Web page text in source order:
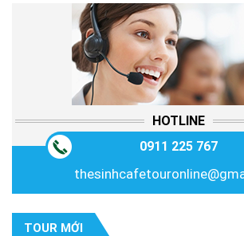
HOTLINE
0911 225 767
TOUR MỚI